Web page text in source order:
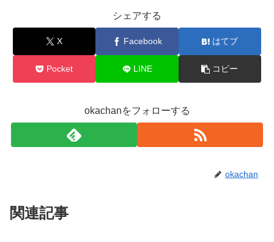
シェアする
X Facebook はてブ
Pocket LINE コピー
okachanをフォローする
okachan
関連記事